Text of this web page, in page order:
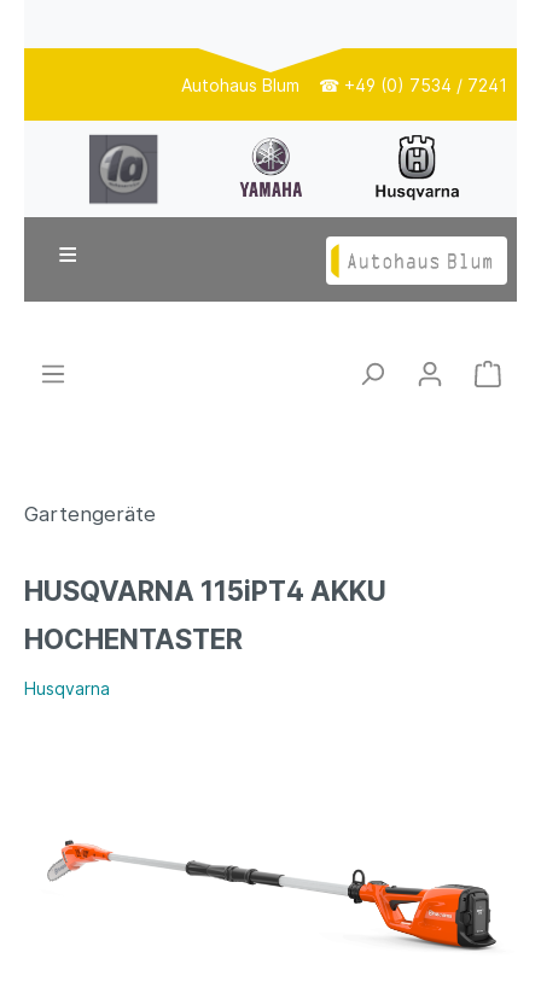
Autohaus Blum ☎ +49 (0) 7534 / 7241
≡
Gartengeräte
HUSQVARNA 115iPT4 AKKU
HOCHENTASTER
Husqvarna